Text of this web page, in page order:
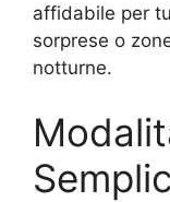
affidabile per
sorprese o
notturne.